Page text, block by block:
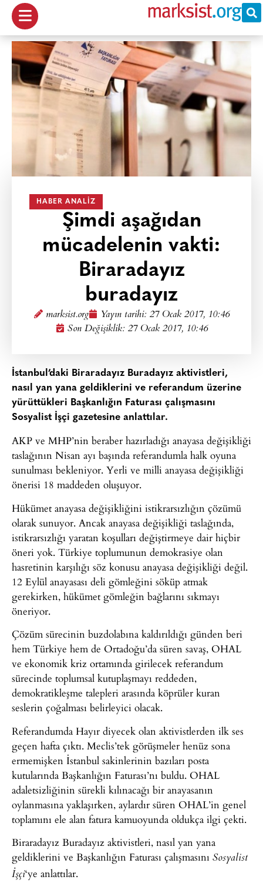
HABER ANALIZ
Şimdi aşağıdan
mücadelenin vakti:
Biraradayız
buradayız
marksist.org Yayın tarihi: 27 Ocak 2017, 10:46
Son Değişiklik: 27 Ocak 2017, 10:46
İstanbul’daki Biraradayız Buradayız aktivistleri,
nasıl yan yana geldiklerini ve referandum üzerine
yürüttükleri Başkanlığın Faturası çalışmasını
Sosyalist İşçi gazetesine anlattılar.
AKP ve MHP’nin beraber hazırladığı anayasa değişikliği
taslağının Nisan ayı başında referandumla halk oyuna
sunulması bekleniyor. Yerli ve milli anayasa değişikliği
önerisi 18 maddeden oluşuyor.
Hükümet anayasa değişikliğini istikrarsızlığın çözümü
olarak sunuyor. Ancak anayasa değişikliği taslağında,
istikrarsızlığı yaratan koşulları değiştirmeye dair hiçbir
öneri yok. Türkiye toplumunun demokrasiye olan
hasretinin karşılığı söz konusu anayasa değişikliği değil.
12 Eylül anayasası deli gömleğini söküp atmak
gerekirken, hükümet gömleğin bağlarını sıkmayı
öneriyor.
Çözüm sürecinin buzdolabına kaldırıldığı günden beri
hem Türkiye hem de Ortadoğu’da süren savaş, OHAL
ve ekonomik kriz ortamında girilecek referandum
sürecinde toplumsal kutuplaşmayı reddeden,
demokratikleşme talepleri arasında köprüler kuran
seslerin çoğalması belirleyici olacak.
Referandumda Hayır diyecek olan aktivistlerden ilk ses
geçen hafta çıktı. Meclis’tek görüşmeler henüz sona
ermemişken İstanbul sakinlerinin bazıları posta
kutularında Başkanlığın Faturası’nı buldu. OHAL
adaletsizliğinin sürekli kılınacağı bir anayasanın
oylanmasına yaklaşırken, aylardır süren OHAL’in genel
toplamını ele alan fatura kamuoyunda oldukça ilgi çekti.
Biraradayız Buradayız aktivistleri, nasıl yan yana
geldiklerini ve Başkanlığın Faturası çalışmasını Sosyalist
İşçi‘ye anlattılar.